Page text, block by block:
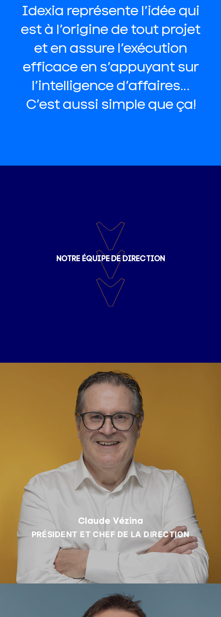
Idexia représente l’idée qui
est à l’origine de tout projet
et en assure l’exécution
efficace en s’appuyant sur
l’intelligence d’affaires…
C’est aussi simple que ça!
NOTRE ÉQUIPE DE DIRECTION
Claude Vézina
PRÉSIDENT ET CHEF DE LA DIRECTION